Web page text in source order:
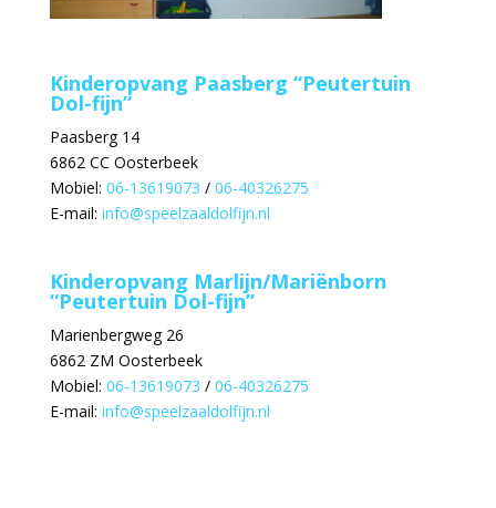
Kinderopvang Paasberg “Peutertuin
Dol-fijn”
Paasberg 14
6862 CC Oosterbeek
Mobiel: 06-13619073 / 06-40326275
E-mail: info@speelzaaldolfijn.nl
Kinderopvang Marlijn/Mariënborn
“Peutertuin Dol-fijn”
Marienbergweg 26
6862 ZM Oosterbeek
Mobiel: 06-13619073 / 06-40326275
E-mail: info@speelzaaldolfijn.nl